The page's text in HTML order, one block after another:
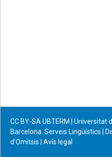
CC BY-SA UBTERM | Universitat
Barcelona. Serveis Lingüístics
d’Omitsis
Avís legal